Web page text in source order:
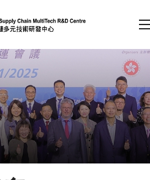
回车键）
会员登录
A A EN 繁 简